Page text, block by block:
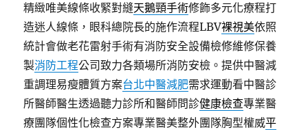
精緻唯美線條收緊對縫天鵝頸手術修飾多元化療程打
造迷人線條，眼科總院長的施作流程LBV裸視美依照
統計會做老花雷射手術有消防安全設備檢修維修保養
製消防工程公司致力各類場所消防安檢。提供中醫減
重調理易瘦體質方案台北中醫減肥需求運動看中醫診
所醫師醫生透過聽力診所和醫師問診健康檢查專業醫
療團隊個性化檢查方案專業醫美整外團隊胸型權威平